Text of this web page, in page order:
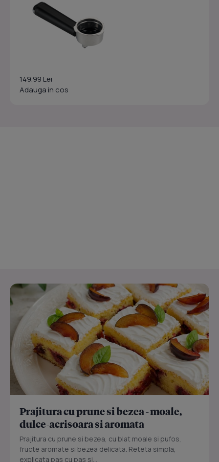
149.99 Lei
Adauga in cos
Prajitura cu prune si bezea - moale,
dulce-acrisoara si aromata
Prajitura cu prune si bezea, cu blat moale si pufos,
fructe aromate si bezea delicata. Reteta simpla,
explicata pas cu pas si...